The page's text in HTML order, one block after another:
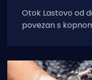
Otok Lastovo od
povezan s